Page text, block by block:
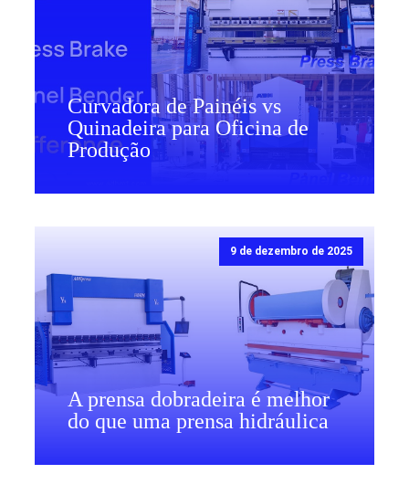
Curvadora de Painéis vs
Quinadeira para Oficina de
Produção
9 de dezembro de 2025
A prensa dobradeira é melhor
do que uma prensa hidráulica